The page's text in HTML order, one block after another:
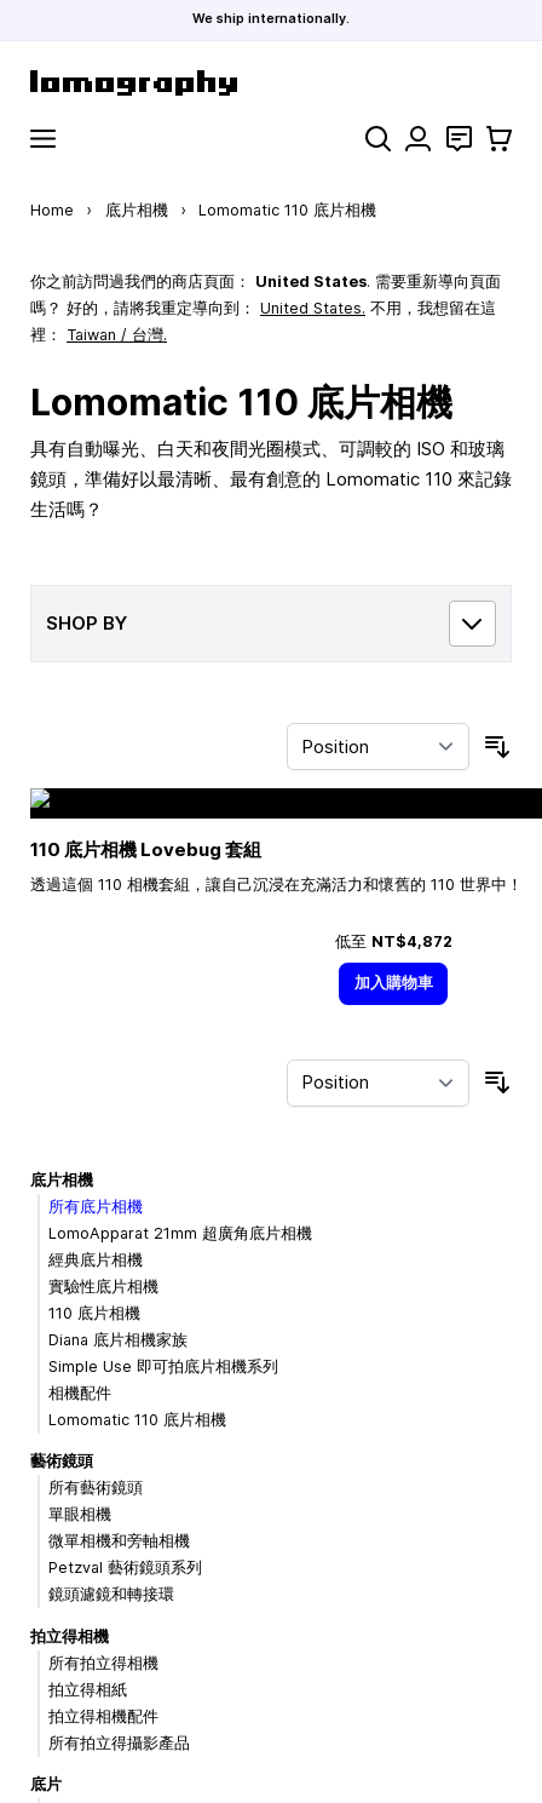
We ship internationally.
Search 聯絡 購物車
Home › 底片相機 › Lomomatic 110 底片相機
你之前訪問過我們的商店頁面： United States. 需要重新導向頁面
嗎？ 好的，請將我重定導向到： United States. 不用，我想留在這
裡： Taiwan / 台灣.
Lomomatic 110 底片相機
具有自動曝光、白天和夜間光圈模式、可調較的 ISO 和玻璃
鏡頭，準備好以最清晰、最有創意的 Lomomatic 110 來記錄
生活嗎？
SHOP BY
110 底片相機 Lovebug 套組
透過這個 110 相機套組，讓自己沉浸在充滿活力和懷舊的 110 世界中！
低至 NT$4,872
加入購物車
底片相機
所有底片相機
LomoApparat 21mm 超廣角底片相機
經典底片相機
實驗性底片相機
110 底片相機
Diana 底片相機家族
Simple Use 即可拍底片相機系列
相機配件
Lomomatic 110 底片相機
藝術鏡頭
所有藝術鏡頭
單眼相機
微單相機和旁軸相機
Petzval 藝術鏡頭系列
鏡頭濾鏡和轉接環
拍立得相機
所有拍立得相機
拍立得相紙
拍立得相機配件
所有拍立得攝影產品
底片